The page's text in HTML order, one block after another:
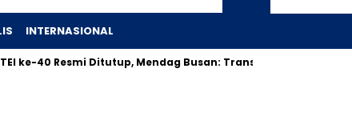
INTERNASIONAL
Resmi Ditutup, Mendag Busan: Transaksi Lewati Target, Capai